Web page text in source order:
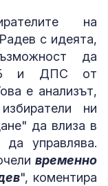
на
с идеята,
да
и ДПС от
е анализът,
ни
да влиза в
управлява.
временно
", коментира